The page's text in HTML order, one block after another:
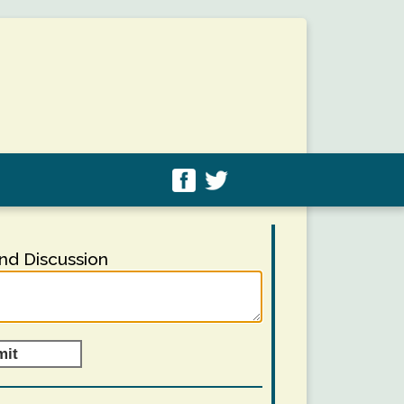
Discussion